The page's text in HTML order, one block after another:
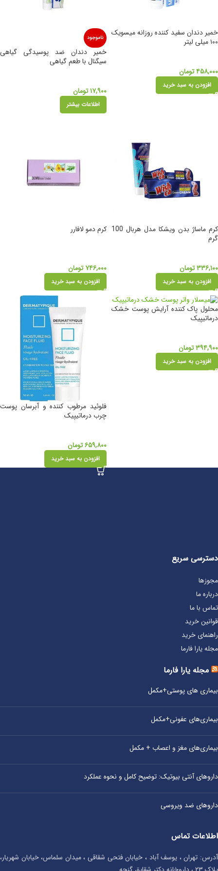
خمیر دندان سفید کننده روزانه میسویک
۱۰۰ میلی لیتر
۴۵۸,۰۰۰تومان
افزودن به سبد خرید
ناموجود
خمیر دندان ضد پوسیدگی گیاهی
سیگنال با طعم گیاهی
۱۷,۹۰۰تومان
اطلاعات بیشتر
کرم ماساژ بدن ویشکا مدل هربال 100
گرم
۳۳۶,۱۰۰تومان
افزودن به سبد خرید
کرم دمو لافارر
۷۴۶,۰۰۰ تومان
افزودن به سبد خرید
محلول پاک کننده آرایش پوست خشک
درماتیپیک
۳۹۴,۹۰۰تومان
افزودن به سبد خرید
فلوئید مرطوب کننده و آبرسان پوست
چرب درماتیپیک
۶۵۹,۸۰۰تومان
افزودن به سبد خرید
دسترسی سریع
مجوزها
درباره ما
تماس با ما
قوانین خرید
راهنمای خرید
مجله یارا فارما
مجله یارا فارما
بیماری‌ های پوستی+مکمل
بیماری‌های عفونی+مکمل
بیماری‌های مغز و اعصاب + مکمل
داروهای آنتی‌ بیوتیک: توضیح کامل و نحوه عملکرد
داروهای ضد ویروسی
اطلاعات تماس
آدرس: تهران ، یوسف آباد ، خیابان فتحی شقاقی ، میدان سلماس، خیابان شهریار،